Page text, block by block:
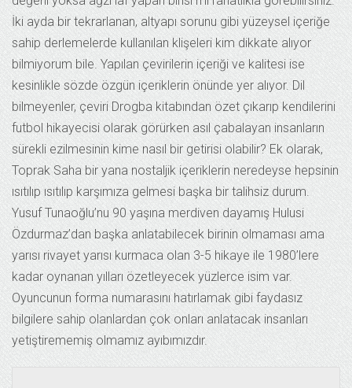
İki ayda bir tekrarlanan, altyapı sorunu gibi yüzeysel içeriğe
sahip derlemelerde kullanılan klişeleri kim dikkate alıyor
bilmiyorum bile. Yapılan çevirilerin içeriği ve kalitesi ise
kesinlikle sözde özgün içeriklerin önünde yer alıyor. Dil
bilmeyenler, çeviri Drogba kitabından özet çıkarıp kendilerini
futbol hikayecisi olarak görürken asıl çabalayan insanların
sürekli ezilmesinin kime nasıl bir getirisi olabilir? Ek olarak,
Toprak Saha bir yana nostaljik içeriklerin neredeyse hepsinin
ısıtılıp ısıtılıp karşımıza gelmesi başka bir talihsiz durum.
Yusuf Tunaoğlu’nu 90 yaşına merdiven dayamış Hulusi
Özdurmaz’dan başka anlatabilecek birinin olmaması ama
yarısı rivayet yarısı kurmaca olan 3-5 hikaye ile 1980’lere
kadar oynanan yılları özetleyecek yüzlerce isim var.
Oyuncunun forma numarasını hatırlamak gibi faydasız
bilgilere sahip olanlardan çok onları anlatacak insanları
yetiştirememiş olmamız ayıbımızdır.